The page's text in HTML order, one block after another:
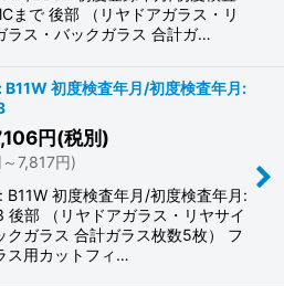
まで 後部 （リヤドアガラス・リ
ラス・バックガラス 合計ガ…
B11W 初度検査年月/初度検査年月:
円(税別)
～7,817円)
B11W 初度検査年月/初度検査年月:
部 （リヤドアガラス・リヤサイ
クガラス 合計ガラス枚数5枚） フ
ス用カットフィ…